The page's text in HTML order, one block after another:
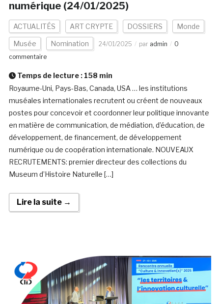
numérique (24/01/2025)
ACTUALITÉS ART CRYPTE DOSSIERS Monde
Musée Nomination 24/01/2025 par admin
0
commentaire
Temps de lecture : 158 min
Royaume-Uni, Pays-Bas, Canada, USA … les institutions
muséales internationales recrutent ou créent de nouveaux
postes pour concevoir et coordonner leur politique innovante
en matière de communication, de médiation, d’éducation, de
développement, de financement, de développement
numérique ou de coopération internationale. NOUVEAUX
RECRUTEMENTS: premier directeur des collections du
Museum d’Histoire Naturelle […]
Lire la suite →